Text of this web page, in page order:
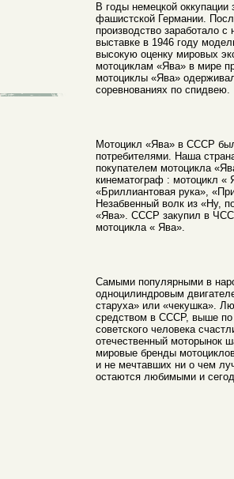
В годы немецкой оккупации
фашистской Германии.
производство заработало
выставке в 1946 году
высокую оценку мировых
мотоциклам «Ява» в мире
мотоциклы «Ява»
соревнованиях по спидвею.
Мотоцикл «Ява» в СССР
потребителями. Наша
покупателем мотоцикла
кинематограф : мотоцикл
«Бриллиантовая рука»,
Незабвенный волк из «Ну,
«Ява». СССР закупил в
мотоцикла « Ява».
Самыми популярными в
одноцилиндровым
старуха» или «чекушка».
средством в СССР, выше по
советского человека
отечественный моторынок
мировые бренды
и не мечтавших ни о чем
остаются любимыми и